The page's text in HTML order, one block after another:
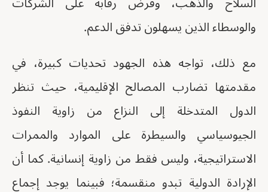
والوسطاء الذين يسهلون تدفق الدعم.
مع ذلك، تواجه هذه الجهود تحديات كبيرة، في
مقدمتها تضارب المصالح الإقليمية، حيث تنظر
الدول المتدخلة إلى النزاع من زاوية النفوذ
الجيوسياسي والسيطرة على الموارد والممرات
الاستراتيجية، وليس فقط من زاوية إنسانية. كما أن
الإرادة الدولية تبدو منقسمة؛ فبينما يوجد إجماع